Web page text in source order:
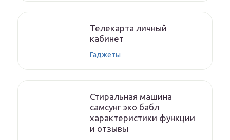
Телекарта личный
кабинет
Гаджеты
Стиральная машина
самсунг эко бабл
характеристики функции
и отзывы